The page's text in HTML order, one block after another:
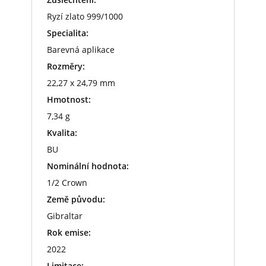
Ryzí zlato 999/1000
Specialita:
Barevná aplikace
Rozměry:
22,27 x 24,79 mm
Hmotnost:
7,34 g
Kvalita:
BU
Nominální hodnota:
1/2 Crown
Země původu:
Gibraltar
Rok emise:
2022